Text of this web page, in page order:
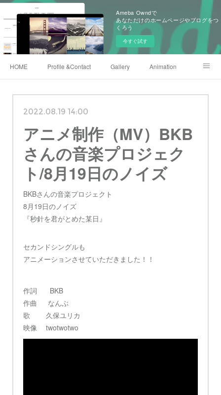
Ameba Owndで
あなただけのホームページやブログをつ
くろう
今すぐ試す
HOME Profile &Contact Gallery Animation
2022.08.19 14:00
アニメ制作（MV）BKB
さんの音楽プロジェク
ト/8月19日のノイズ
BKBさんの音楽プロジェクト
8月19日のノイズ
『秒針を君がとめた某日』
セカンドシングルも
アニメーションさせていただきました！！
作詞 BKB
作曲 なんぶ
歌 久保ユリカ
映像 twotwotwo